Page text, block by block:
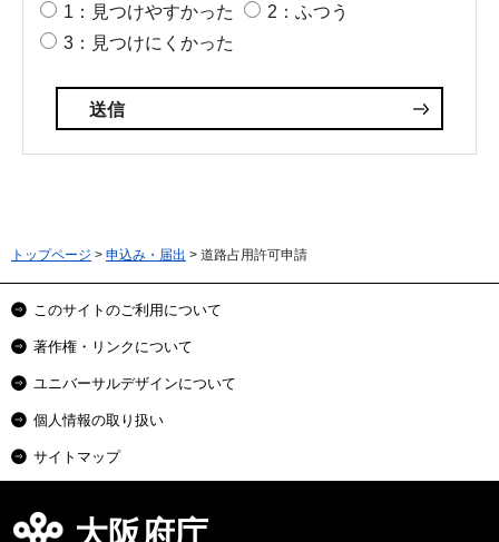
1：見つけやすかった
2：ふつう
3：見つけにくかった
トップページ > 申込み・届出 > 道路占用許可申請
このサイトのご利用について
著作権・リンクについて
ユニバーサルデザインについて
個人情報の取り扱い
サイトマップ
大阪府庁